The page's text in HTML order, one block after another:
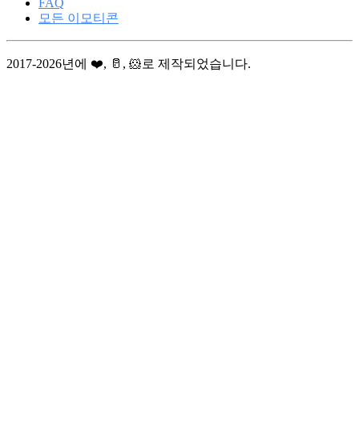
FAQ
모든 이모티콘
2017-2026년에 ❤️, 🥛, 🐹로 제작되었습니다.